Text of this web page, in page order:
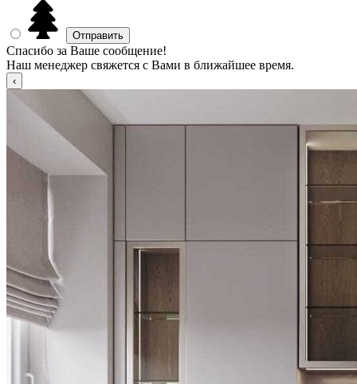
Спасибо за Ваше сообщение!
Наш менеджер свяжется с Вами в ближайшее время.